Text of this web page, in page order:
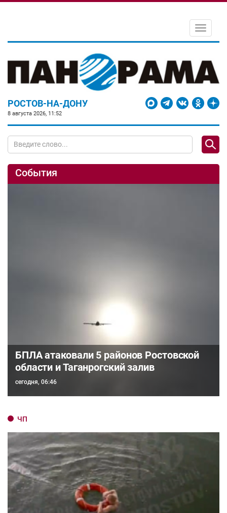
Toggle
РОСТОВ-НА-ДОНУ
8 августа 2026, 11:52
События
БПЛА атаковали 5 районов Ростовской
области и Таганрогский залив
сегодня, 06:46
ЧП